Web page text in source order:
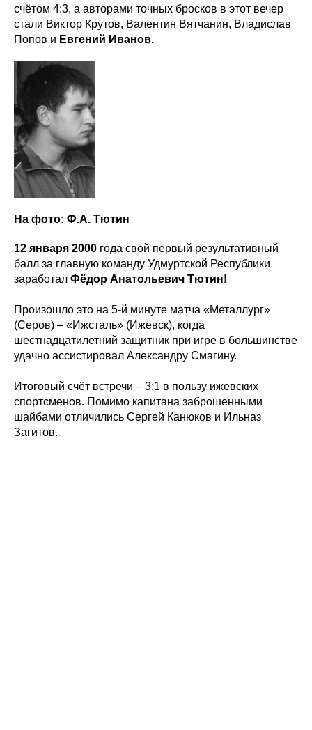
счётом 4:3, а авторами точных бросков в этот вечер
стали Виктор Крутов, Валентин Вятчанин, Владислав
Попов и Евгений Иванов.
На фото: Ф.А. Тютин
12 января 2000 года свой первый результативный
балл за главную команду Удмуртской Республики
заработал Фёдор Анатольевич Тютин!
Произошло это на 5-й минуте матча «Металлург»
(Серов) – «Ижсталь» (Ижевск), когда
шестнадцатилетний защитник при игре в большинстве
удачно ассистировал Александру Смагину.
Итоговый счёт встречи – 3:1 в пользу ижевских
спортсменов. Помимо капитана заброшенными
шайбами отличились Сергей Канюков и Ильназ
Загитов.
ХК«Ижсталь»
Состав команды
Турнирная таблица
Календарь МХЛ
Спортивная школа
ВКонтакте
Сайт
НМХЛ
Всё о хоккее
Медиа
Социальные проекты
Видео
Магазин
Фан-зона
болельщиков